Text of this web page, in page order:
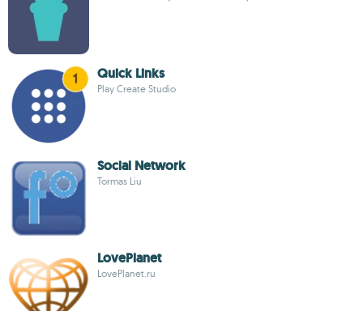
Quick Links
Play Create Studio
Social Network
Tormas Liu
LovePlanet
LovePlanet.ru